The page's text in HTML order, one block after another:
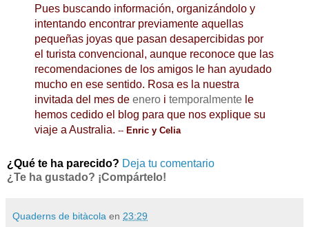
Pues buscando información, organizándolo y
intentando encontrar previamente aquellas
pequeñas joyas que pasan desapercibidas por
el turista convencional, aunque reconoce que las
recomendaciones de los amigos le han ayudado
mucho en ese sentido. Rosa es la nuestra
invitada del mes de eneroi temporalmentele
hemos cedido el blog para que nos explique su
viaje a Australia. -- Enric y Celia
¿Qué te ha parecido? Deja tu comentario
¿Te ha gustado? ¡Compártelo!
Quaderns de bitàcola en 23:29